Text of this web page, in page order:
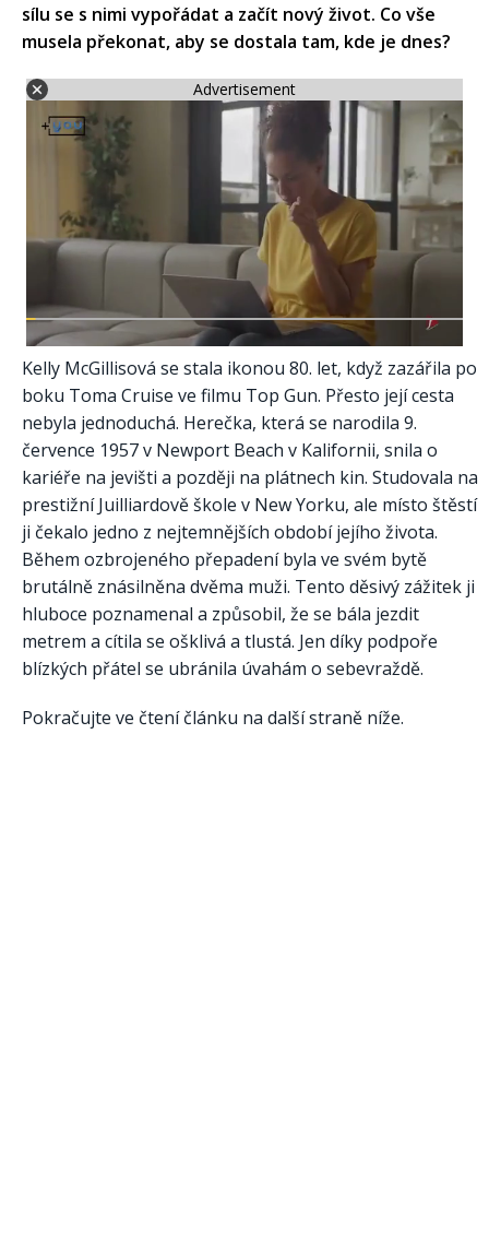
sílu se s nimi vypořádat a začít nový život. Co vše
musela překonat, aby se dostala tam, kde je dnes?
Advertisement
Kelly McGillisová se stala ikonou 80. let, když zazářila po
boku Toma Cruise ve filmu Top Gun. Přesto její cesta
nebyla jednoduchá. Herečka, která se narodila 9.
července 1957 v Newport Beach v Kalifornii, snila o
kariéře na jevišti a později na plátnech kin. Studovala na
prestižní Juilliardově škole v New Yorku, ale místo štěstí
ji čekalo jedno z nejtemnějších období jejího života.
Během ozbrojeného přepadení byla ve svém bytě
brutálně znásilněna dvěma muži. Tento děsivý zážitek ji
hluboce poznamenal a způsobil, že se bála jezdit
metrem a cítila se ošklivá a tlustá. Jen díky podpoře
blízkých přátel se ubránila úvahám o sebevraždě.
Pokračujte ve čtení článku na další straně níže.